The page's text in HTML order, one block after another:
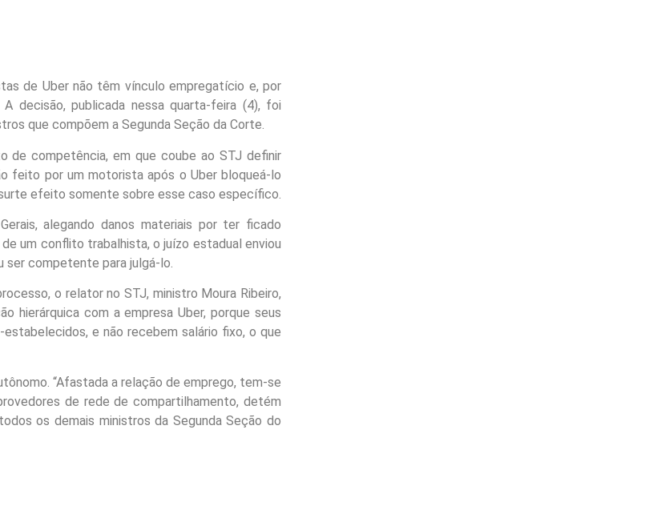
de Uber não têm vínculo empregatício e, por
decisão, publicada nessa quarta-feira (4), foi
que compõem a Segunda Seção da Corte.
de competência, em que coube ao STJ definir
feito por um motorista após o Uber bloqueá-lo
efeito somente sobre esse caso específico.
alegando danos materiais por ter ficado
um conflito trabalhista, o juízo estadual enviou
ser competente para julgá-lo.
o relator no STJ, ministro Moura Ribeiro,
hierárquica com a empresa Uber, porque seus
e não recebem salário fixo, o que
“Afastada a relação de emprego, tem-se
de rede de compartilhamento, detém
os demais ministros da SegundaSeção do